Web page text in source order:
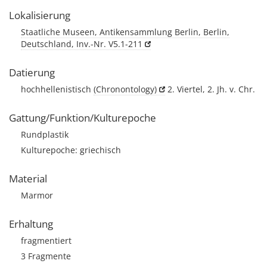
Lokalisierung
Staatliche Museen, Antikensammlung Berlin, Berlin,
Deutschland, Inv.-Nr. V5.1-211
Datierung
hochhellenistisch (Chronontology) 2. Viertel, 2. Jh. v. Chr.
Gattung/Funktion/Kulturepoche
Rundplastik
Kulturepoche: griechisch
Material
Marmor
Erhaltung
fragmentiert
3 Fragmente